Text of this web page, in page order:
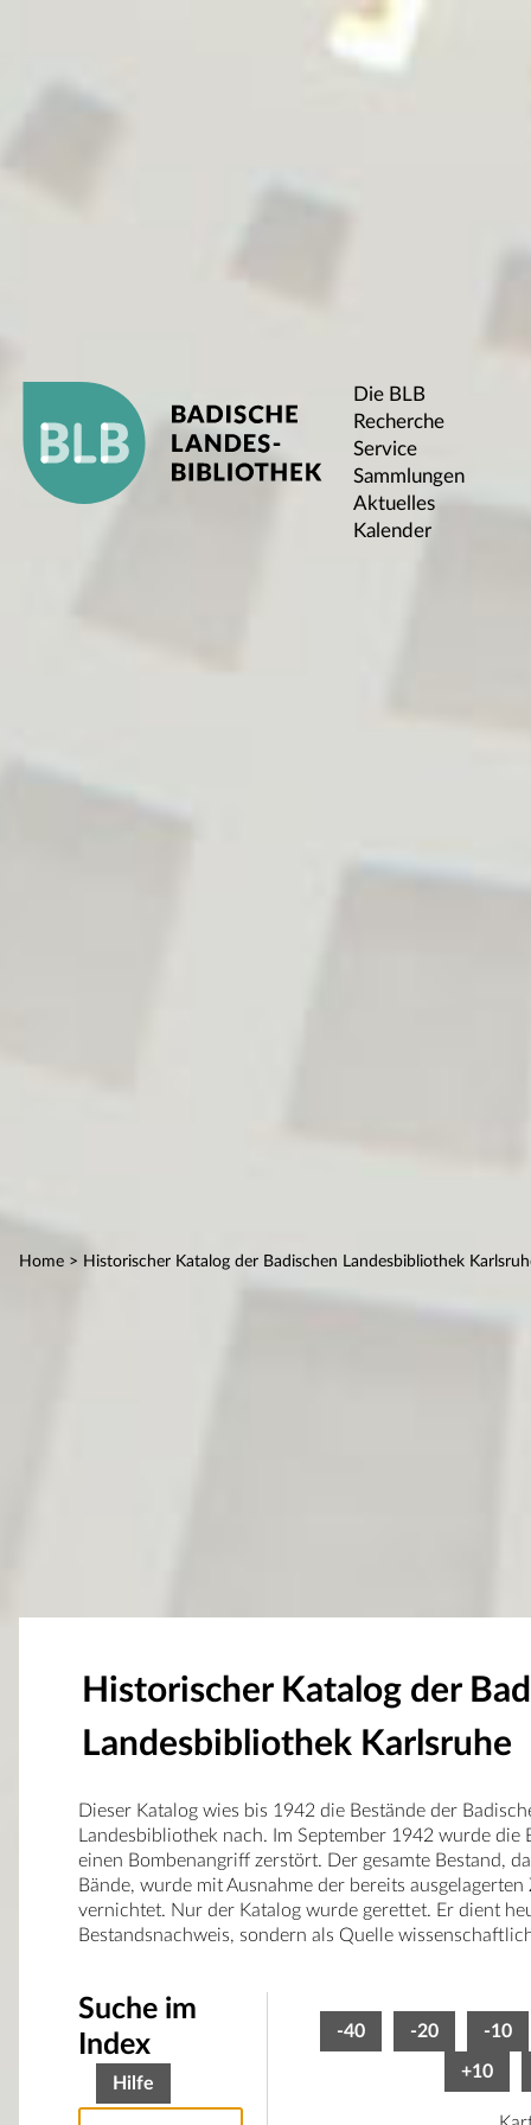
Die BLB
Recherche
Service
Sammlungen
Aktuelles
Kalender
Home > Historischer Katalog der Badischen Landesbibliothek
Historischer Katalog der
Landesbibliothek Karlsruhe
Dieser Katalog wies bis 1942 die Bestände der
Landesbibliothek nach. Im September 1942 wurde
einen Bombenangriff zerstört. Der gesamte Bestand,
Bände, wurde mit Ausnahme der bereits ausgelagerten
vernichtet. Nur der Katalog wurde gerettet. Er dient
Bestandsnachweis, sondern als Quelle
-40 -20 -10
+10
Suche im
Index
Hilfe